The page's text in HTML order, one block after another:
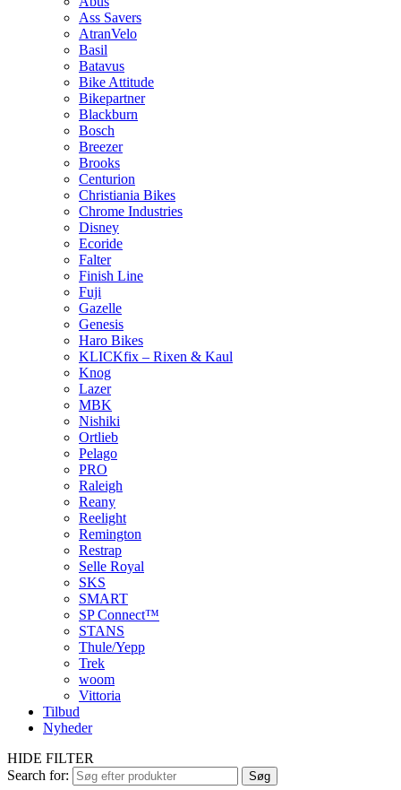
Ass Savers
AtranVelo
Basil
Batavus
Bike Attitude
Bikepartner
Blackburn
Bosch
Breezer
Brooks
Centurion
Christiania Bikes
Chrome Industries
Disney
Ecoride
Falter
Finish Line
Fuji
Gazelle
Genesis
Haro Bikes
KLICKfix – Rixen & Kaul
Knog
Lazer
MBK
Nishiki
Ortlieb
Pelago
PRO
Raleigh
Reany
Reelight
Remington
Restrap
Selle Royal
SKS
SMART
SP Connect™
STANS
Thule/Yepp
Trek
woom
Vittoria
Tilbud
Nyheder
HIDE FILTER
Search for:
Søg